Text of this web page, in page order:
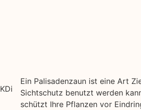
Ein Palisadenzaun ist eine Art
Sichtschutz benutzt werden
schützt Ihre Pflanzen vor